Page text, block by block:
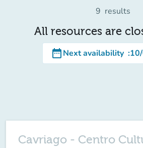
9 results
All resources are
date_rangeNext availability :
Cavriago - Centro